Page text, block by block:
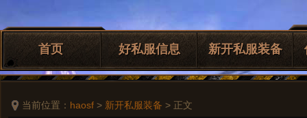
首页 好私服信息 新开私服装备
当前位置： haosf > 新开私服装备 > 正文